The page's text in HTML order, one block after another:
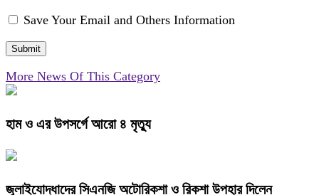
Save Your Email and Others Information
More News Of This Category
হাম ও এর উপসর্গে আরো ৪ মৃত্যু
জুলাইযোদ্ধাদের সিএনজি অটোরিকশা ও রিকশা উপহার দিলেন